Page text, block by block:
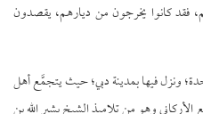
فقد كانوا يخرجون من ديارهم، يقصدون
ونزل فيها بمدينة دبي؛ حيث يتجمَّع أهل